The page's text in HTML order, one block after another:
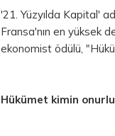
'21. Yüzyılda Kapital'
Fransa'nın en yüksek
ekonomist ödülü,
Hükümet kimin onurlu